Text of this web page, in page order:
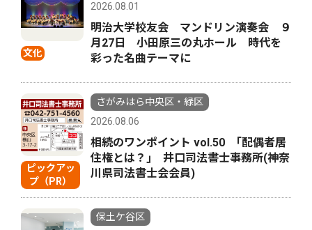
文化
2026.08.01
明治大学校友会 マンドリン演奏会 ９
月27日 小田原三の丸ホール 時代を
彩った名曲テーマに
ピックアッ
プ（PR）
さがみはら中央区・緑区
2026.08.06
相続のワンポイント vol.50 ｢配偶者居
住権とは？｣ 井口司法書士事務所(神奈
川県司法書士会会員)
保土ケ谷区